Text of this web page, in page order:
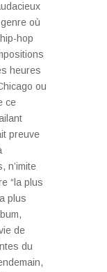
où
hop
heures
ou
ce
preuve
n’imite
“la plus
plus
de
du